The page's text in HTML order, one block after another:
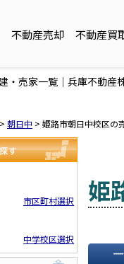
不動産売却 不動産買
・売家一覧｜兵庫不動産
> 朝日中 > 姫路市朝日中校区の
市区町村選択
中学校区選択
姫